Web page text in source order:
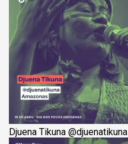
Djuena Tikuna @‌djuenatikuna